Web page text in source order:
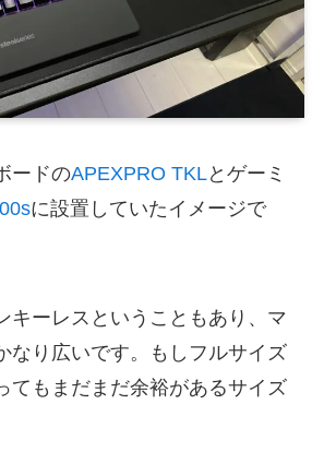
ードのAPEXPRO TKLとゲーミ
に設置していたイメージで
キーレスということもあり、マ
なり広いです。もしフルサイズ
てもまだまだ余裕があるサイズ